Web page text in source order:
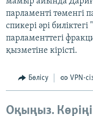
парламенті төменгі
спикері әрі
парламенттегі
қызметіне кірісті.
Бөлісу VPN-
Оқыңыз.